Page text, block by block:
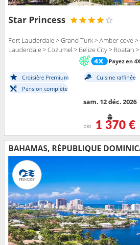
Star Princess
Fort Lauderdale > Grand Turk > Amber cove
Lauderdale > Cozumel > Belize City > Roatan
Payez en 4X
Croisière Premium Cuisine raffinée
Pension complète
sam. 12 déc. 2026
dès 1 370 €